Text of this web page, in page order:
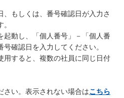
、もしくは、番号確認日が入力さ
起動し、「個人番号」－「個人番
確認日を入力してください。
用すると、複数の社員に同じ日付
さい。表示されない場合はこちら